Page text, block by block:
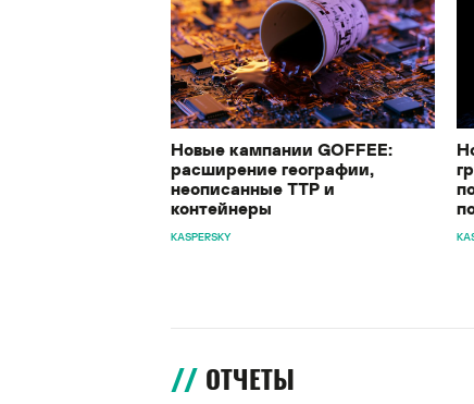
Новые кампании GOFFEE:
расширение географии,
неописанные TTP и
контейнеры
KASPERSKY
ОТЧЕТЫ